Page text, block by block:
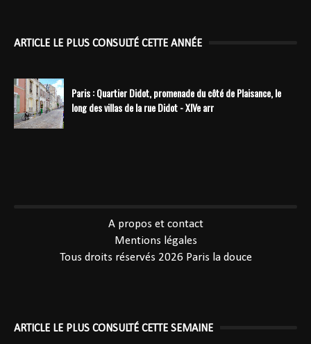
ARTICLE LE PLUS CONSULTÉ CETTE ANNÉE
Paris : Quartier Didot, promenade du côté de Plaisance, le
long des villas de la rue Didot - XIVe arr
A propos et contact
Mentions légales
Tous droits réservés 2026 Paris la douce
ARTICLE LE PLUS CONSULTÉ CETTE SEMAINE